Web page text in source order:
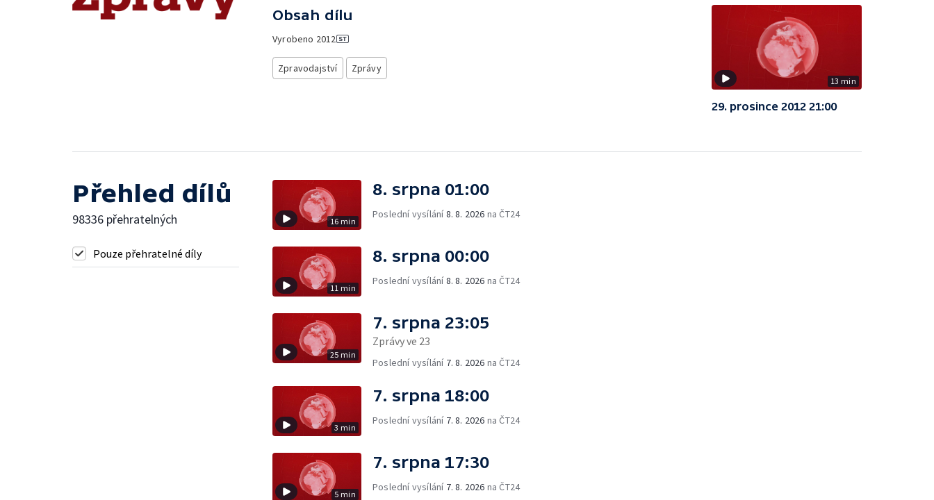
Obsah dílu
Vyrobeno 2012
Zpravodajství Zprávy
13 min
29. prosince 2012 21:00
Přehled dílů
98336 přehratelných
Pouze přehratelné díly
16 min
8. srpna 01:00
Poslední vysílání8. 8. 2026 na ČT24
11 min
8. srpna 00:00
Poslední vysílání8. 8. 2026 na ČT24
25 min
7. srpna 23:05
Zprávy ve 23
Poslední vysílání 7. 8. 2026 na ČT24
3 min
7. srpna 18:00
Poslední vysílání 7. 8. 2026 na ČT24
5 min
7. srpna 17:30
Poslední vysílání 7. 8. 2026 na ČT24